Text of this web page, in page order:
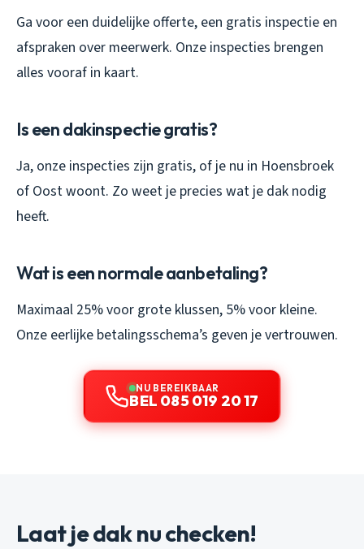
Ga voor een duidelijke offerte, een gratis inspectie en
afspraken over meerwerk. Onze inspecties brengen
alles vooraf in kaart.
Is een dakinspectie gratis?
Ja, onze inspecties zijn gratis, of je nu in Hoensbroek
of Oost woont. Zo weet je precies wat je dak nodig
heeft.
Wat is een normale aanbetaling?
Maximaal 25% voor grote klussen, 5% voor kleine.
Onze eerlijke betalingsschema’s geven je vertrouwen.
NU BEREIKBAAR
BEL 085 019 20 17
Laat je dak nu checken!